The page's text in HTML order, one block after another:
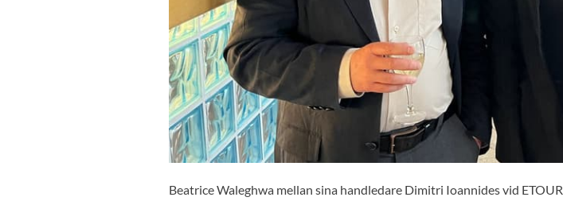
Beatrice Waleghwa mellan sina handledare Dimitri Ioannides vid